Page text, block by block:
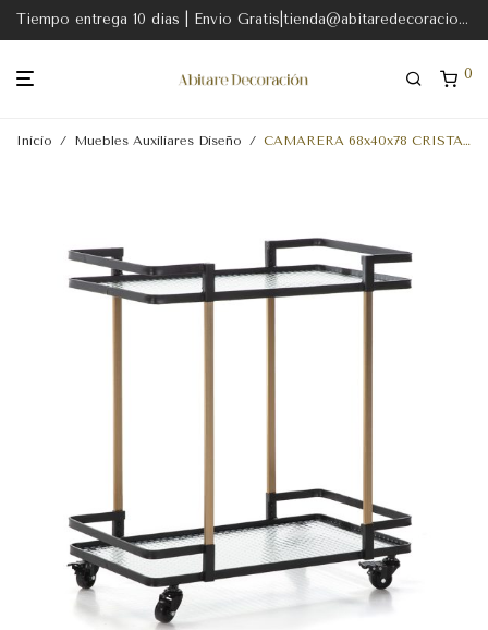
Tiempo entrega 10 dias | Envio Gratis|tienda@abitaredecoracion.com
0
Inicio / Muebles Auxiliares Diseño / CAMARERA 68x40x78 CRISTAL-METAL DORADO-NEGRO